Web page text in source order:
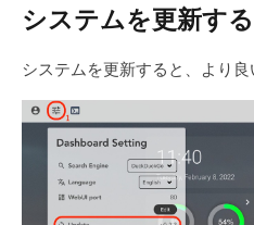
システムを更新する
システムを更新すると、より良